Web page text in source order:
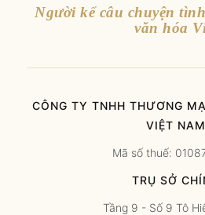
Người kể câu chuyện
văn hóa
CÔNG TY TNHH THƯƠNG
VIỆT NAM
Mã số thuế:
TRỤ SỞ
Tầng 9 - Số 9 Tô